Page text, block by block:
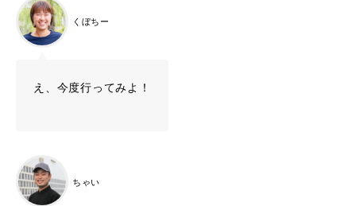
くぼちー
え、今度行ってみよ！
ちゃい